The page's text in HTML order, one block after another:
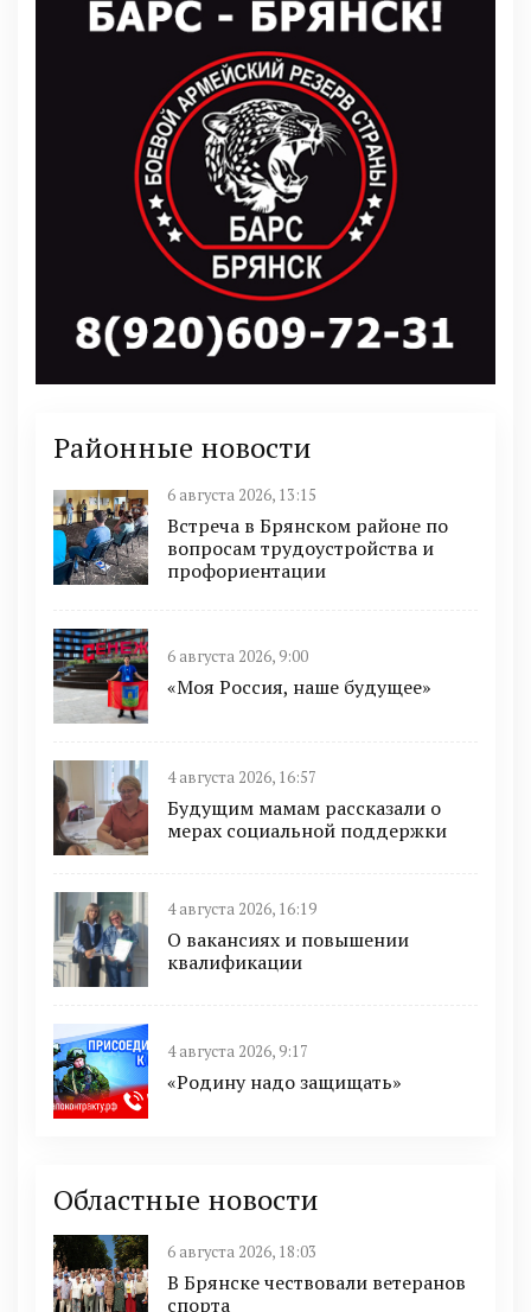
Районные новости
6 августа 2026, 13:15
Встреча в Брянском районе по
вопросам трудоустройства и
профориентации
6 августа 2026, 9:00
«Моя Россия, наше будущее»
4 августа 2026, 16:57
Будущим мамам рассказали о
мерах социальной поддержки
4 августа 2026, 16:19
О вакансиях и повышении
квалификации
4 августа 2026, 9:17
«Родину надо защищать»
Областные новости
6 августа 2026, 18:03
В Брянске чествовали ветеранов
спорта